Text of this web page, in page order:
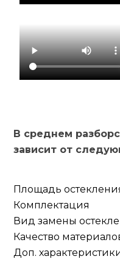
В среднем
зависит от
Площадь
Комплектация
Вид замены
Качество
Доп.